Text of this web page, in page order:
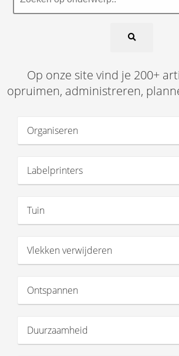
Op onze site vind je 200+
opruimen, administreren,
Organiseren
Labelprinters
Tuin
Vlekken verwijderen
Ontspannen
Duurzaamheid